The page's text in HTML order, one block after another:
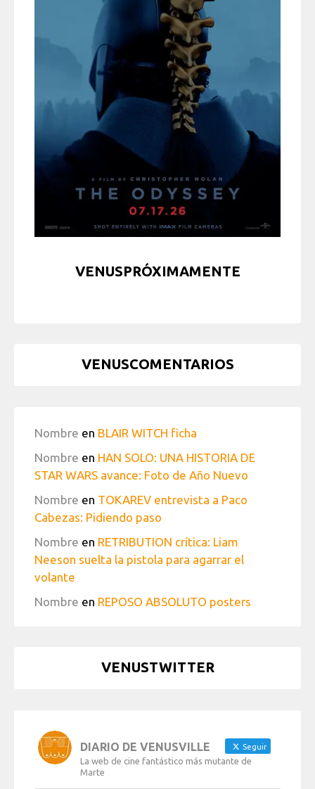
VENUSPRÓXIMAMENTE
VENUSCOMENTARIOS
Nombre en BLAIR WITCH ficha
Nombre en HAN SOLO: UNA HISTORIA DE
STAR WARS avance: Foto de Año Nuevo
Nombre en TOKAREV entrevista a Paco
Cabezas: Pidiendo paso
Nombre en RETRIBUTION crítica: Liam
Neeson suelta la pistola para agarrar el
volante
Nombre en REPOSO ABSOLUTO posters
VENUSTWITTER
DIARIO DE VENUSVILLE Seguir
La web de cine fantástico más mutante de
Marte